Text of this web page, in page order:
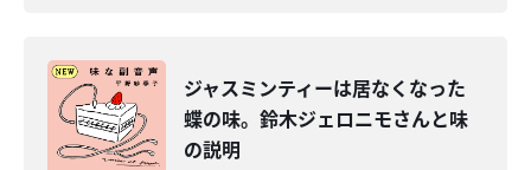
ジャスミンティーは居なくなった
蝶の味。鈴木ジェロニモさんと味
の説明